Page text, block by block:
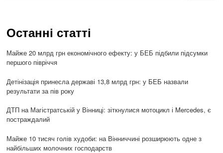
Останні статті
Майже 20 млрд грн економічного ефекту: у БЕБ підбили підсумки
першого півріччя
Детінізація принесла державі 13,8 млрд грн: у БЕБ назвали
результати за пів року
ДТП на Магістратській у Вінниці: зіткнулися мотоцикл і Mercedes, є
постраждалий
Майже 10 тисяч голів худоби: на Вінниччині розширюють одне з
найбільших молочних господарств